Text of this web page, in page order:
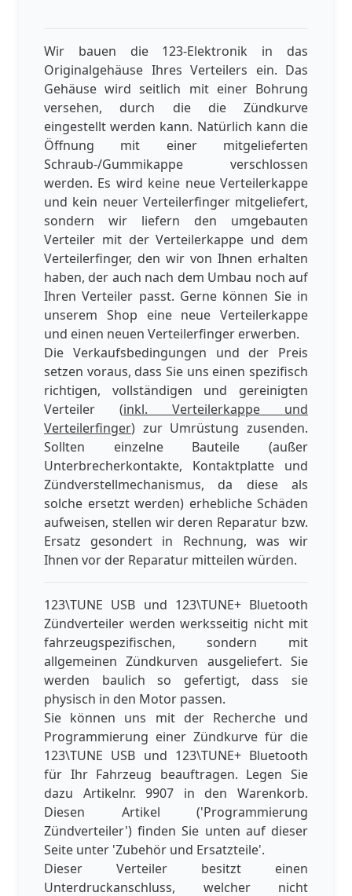
Wir bauen die 123-Elektronik in das
Originalgehäuse Ihres Verteilers ein. Das
Gehäuse wird seitlich mit einer Bohrung
versehen, durch die die Zündkurve
eingestellt werden kann. Natürlich kann die
Öffnung mit einer mitgelieferten
Schraub-/Gummikappe verschlossen
werden. Es wird keine neue Verteilerkappe
und kein neuer Verteilerfinger mitgeliefert,
sondern wir liefern den umgebauten
Verteiler mit der Verteilerkappe und dem
Verteilerfinger, den wir von Ihnen erhalten
haben, der auch nach dem Umbau noch auf
Ihren Verteiler passt. Gerne können Sie in
unserem Shop eine neue Verteilerkappe
und einen neuen Verteilerfinger erwerben.
Die Verkaufsbedingungen und der Preis
setzen voraus, dass Sie uns einen spezifisch
richtigen, vollständigen und gereinigten
Verteiler (inkl. Verteilerkappe und
Verteilerfinger) zur Umrüstung zusenden.
Sollten einzelne Bauteile (außer
Unterbrecherkontakte, Kontaktplatte und
Zündverstellmechanismus, da diese als
solche ersetzt werden) erhebliche Schäden
aufweisen, stellen wir deren Reparatur bzw.
Ersatz gesondert in Rechnung, was wir
Ihnen vor der Reparatur mitteilen würden.
123\TUNE USB und 123\TUNE+ Bluetooth
Zündverteiler werden werksseitig nicht mit
fahrzeugspezifischen, sondern mit
allgemeinen Zündkurven ausgeliefert. Sie
werden baulich so gefertigt, dass sie
physisch in den Motor passen.
Sie können uns mit der Recherche und
Programmierung einer Zündkurve für die
123\TUNE USB und 123\TUNE+ Bluetooth
für Ihr Fahrzeug beauftragen. Legen Sie
dazu Artikelnr. 9907 in den Warenkorb.
Diesen Artikel ('Programmierung
Zündverteiler') finden Sie unten auf dieser
Seite unter 'Zubehör und Ersatzteile'.
Dieser Verteiler besitzt einen
Unterdruckanschluss, welcher nicht